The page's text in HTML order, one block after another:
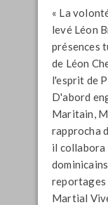
« La
levé Léon
présences
de Léon
l'esprit de
D'abord
Maritain,
rapprocha
il collabora
reportages
Martial